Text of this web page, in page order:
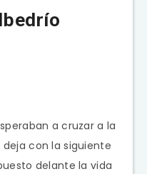
a cruzar a la
deja con la siguiente
delante la vida